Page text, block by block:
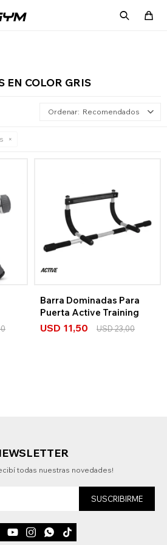
EN COLOR GRIS
Recomendados
Barra Dominadas Para
Puerta Active Training
USD 11,50 USD23,00
todas nuestras novedades!
SUSCRIBIRME
   